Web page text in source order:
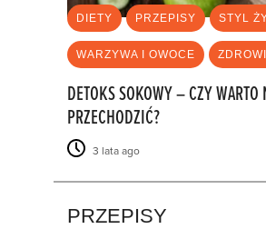
DIETY PRZEPISY STYL
WARZYWA I OWOCE
DETOKS SOKOWY – CZY WARTO
PRZECHODZIĆ?
3 lata ago
PRZEPISY